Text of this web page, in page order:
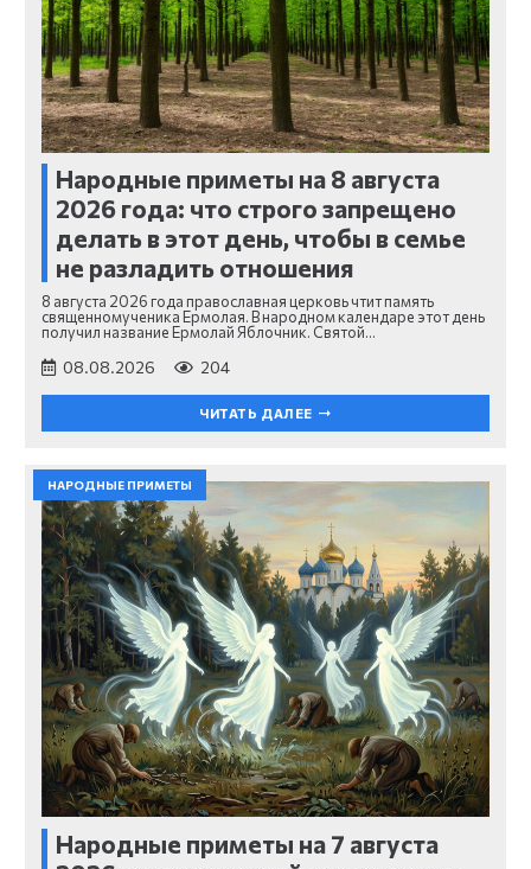
Народные приметы на 8 августа
2026 года: что строго запрещено
делать в этот день, чтобы в семье
не разладить отношения
8 августа 2026 года православная церковь чтит память
священномученика Ермолая. В народном календаре этот день
получил название Ермолай Яблочник. Святой…
08.08.2026 204
ЧИТАТЬ ДАЛЕЕ
НАРОДНЫЕ ПРИМЕТЫ
Народные приметы на 7 августа